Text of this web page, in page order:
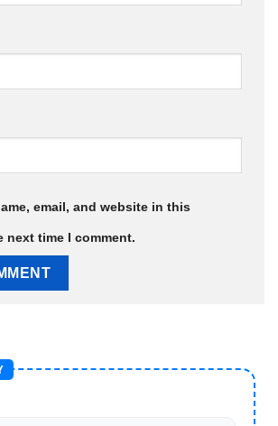
email, and website in this
next time I comment.